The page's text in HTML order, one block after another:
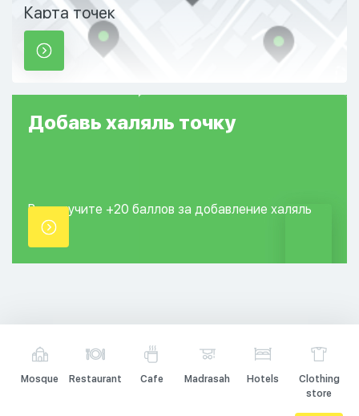
Карта точек
Добавь халяль точку
Вы получите +20 баллов за добавление халяль
точки.
Mosque Restaurant Cafe Madrasah Hotels
Clothing
store